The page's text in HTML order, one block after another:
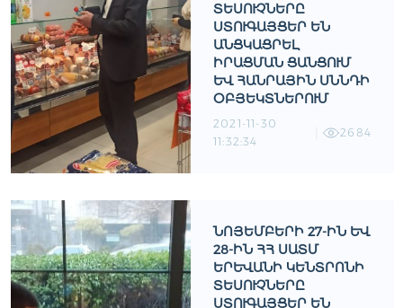
ՍՈՒՉՆԵՐԸ ՍՏ
ՈՒԳԱՅՑԵՐ ԵՆ ԱՆ
ՑԿԱՑՐԵԼ ԻՐ
ԱՑՄԱՆ ՑԱՆՑՈՒՄ ԵՒ
ՀԱՆՐԱՅԻՆ ՍՆՆԴԻ ՕԲՅ
ԵԿՏՆԵՐՈՒՄ
2021-11-30
11:32:34
2684
ՆՈՅԵՄԲԵՐԻ 27-ԻՆ ԵՒ 2
8-ԻՆ ՀՀ ՍԱՏՄ Ե
ՐԵՒԱՆԻ ԿԵՆՏՐՈՆԻ ՏԵ
ՍՈՒՉՆԵՐԸ ՍՏ
ՈՒԳԱՅՑԵՐ ԵՆ ԻՐ